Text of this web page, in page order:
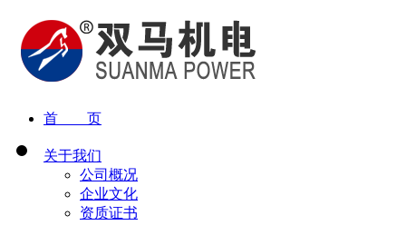
首 页
关于我们
公司概况
企业文化
资质证书